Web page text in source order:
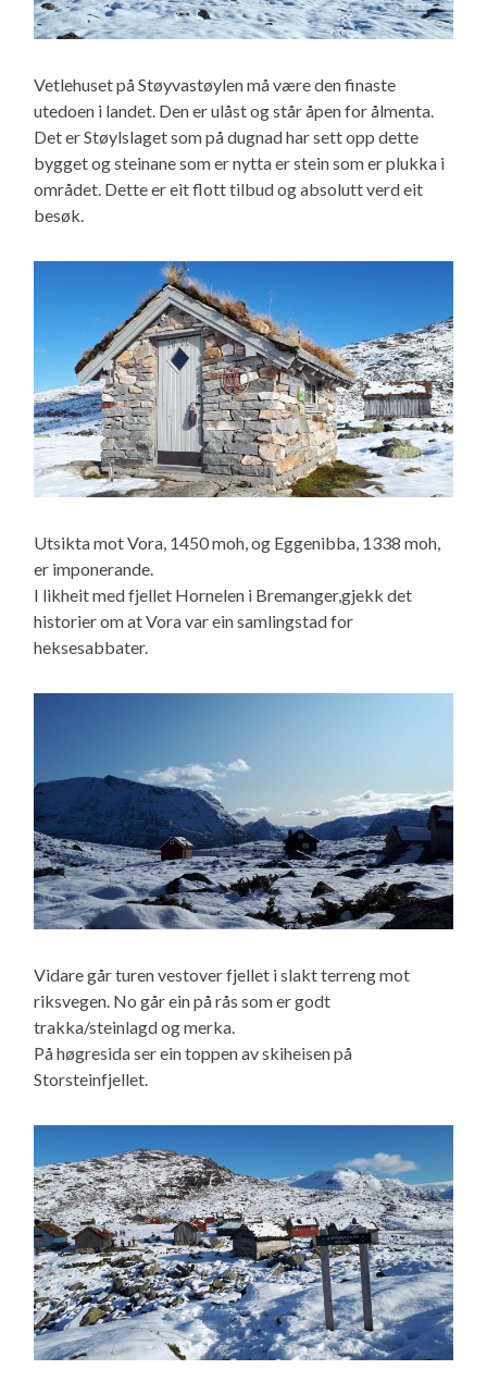
Vetlehuset på Støyvastøylen må være den finaste
utedoen i landet. Den er ulåst og står åpen for ålmenta.
Det er Støylslaget som på dugnad har sett opp dette
bygget og steinane som er nytta er stein som er plukka i
området. Dette er eit flott tilbud og absolutt verd eit
besøk.
Utsikta mot Vora, 1450 moh, og Eggenibba, 1338 moh,
er imponerande.
I likheit med fjellet Hornelen i Bremanger,gjekk det
historier om at Vora var ein samlingstad for
heksesabbater.
Vidare går turen vestover fjellet i slakt terreng mot
riksvegen. No går ein på rås som er godt
trakka/steinlagd og merka.
På høgresida ser ein toppen av skiheisen på
Storsteinfjellet.